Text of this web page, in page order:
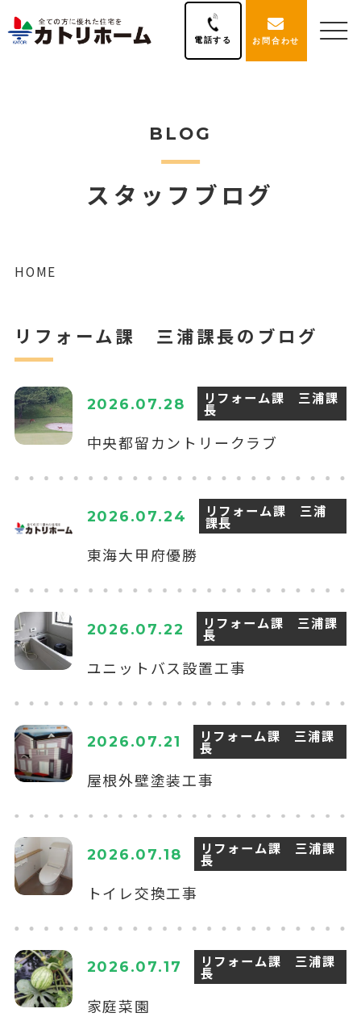
電話する お問合わせ
BLOG
スタッフブログ
HOME
リフォーム課 三浦課長のブログ
2026.07.28 リフォーム課 三浦課
長
中央都留カントリークラブ
2026.07.24 リフォーム課 三浦
課長
東海大甲府優勝
2026.07.22 リフォーム課 三浦課
長
ユニットバス設置工事
2026.07.21 リフォーム課 三浦課
長
屋根外壁塗装工事
2026.07.18 リフォーム課 三浦課
長
トイレ交換工事
2026.07.17 リフォーム課 三浦課
長
家庭菜園